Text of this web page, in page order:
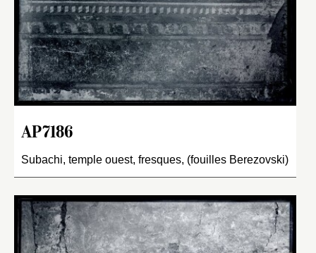
AP7186
Subachi, temple ouest, fresques, (fouilles Berezovski)